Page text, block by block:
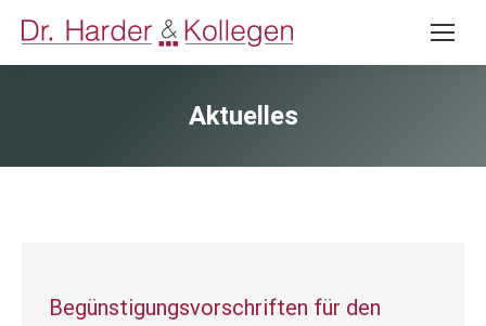
Aktuelles
Begünstigungsvorschriften für den